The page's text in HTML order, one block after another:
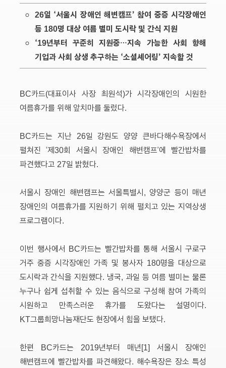
26일 ‘서울시 장애인 해변캠프’ 참여 중증 시각장애인
등 180명 대상 여름 별미 도시락 및 간식 지원
‘19년부터 꾸준히 지원중…지속 가능한 사회 향해
기업과 사회 상생 추구하는 ‘소셜셰어링’ 지속할 것
BC카드(대표이사 사장 최원석)가 시각장애인의 시원한
여름휴가를 위해 앞치마를 둘렀다.
BC카드는 지난 26일 강원도 양양 큰바다해수욕장에서
펼쳐진 ‘제30회 서울시 장애인 해변캠프’에 빨간밥차를
파견했다고 27일 밝혔다.
서울시 장애인 해변캠프는 서울특별시, 양양군 등이 매년
장애인의 여름휴가를 지원하기 위해 펼치고 있는 지역상생
프로그램이다.
이번 행사에서 BC카드는 빨간밥차를 통해 서울시 구로구
거주 중증 시각장애인 가족 및 봉사자 180명을 대상으로
도시락과 간식을 지원했다. 냉국, 과일 등 여름 별미는 물론
누구나 쉽게 섭취할 수 있는 음식으로 구성해 참여 가족의
시원하고 만족스러운 휴가를 도왔다는 설명이다.
KT그룹희망나눔재단도 현장에서 힘을 보탰다.
한편 BC카드는 2019년부터 매년[1] 서울시 장애인
해변캠프에 빨간밥차를 파견해왔다. 해수욕장은 장소 특성